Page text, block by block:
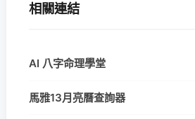
相關連結
AI 八字命理學堂
馬雅13月亮曆查詢器